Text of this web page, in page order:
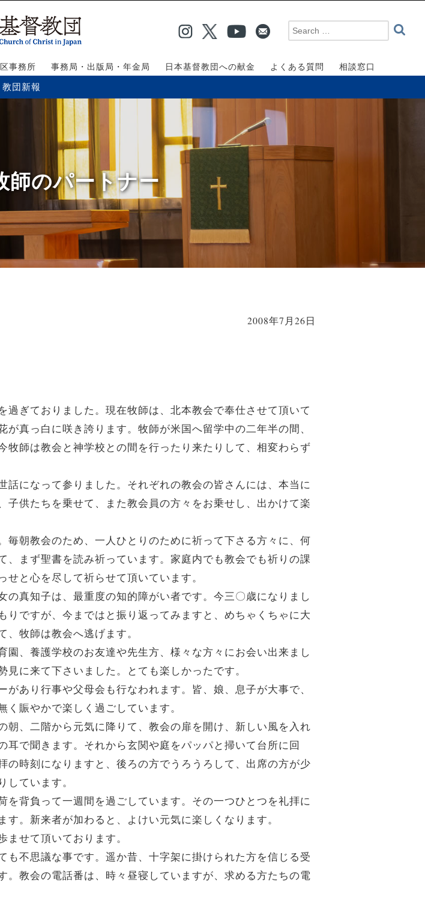
事務所 事務局・出版局・年金局 日本基督教団への献金 よくある質問 相談窓口
教団新報
師のパートナー
2008年7月26日
ぎておりました。現在牧師は、北本教会で奉仕させて頂いて
真っ白に咲き誇ります。牧師が米国へ留学中の二年半の間、
師は教会と神学校との間を行ったり来たりして、相変わらず
になって参りました。それぞれの教会の皆さんには、本当に
供たちを乗せて、また教会員の方々をお乗せし、出かけて楽
朝教会のため、一人ひとりのために祈って下さる方々に、何
まず聖書を読み祈っています。家庭内でも教会でも祈りの課
と心を尽して祈らせて頂いています。
真知子は、最重度の知的障がい者です。今三〇歳になりまし
ですが、今まではと振り返ってみますと、めちゃくちゃに大
牧師は教会へ逃げます。
、養護学校のお友達や先生方、様々な方々にお会い出来まし
に来て下さいました。とても楽しかったです。
あり行事や父母会も行なわれます。皆、娘、息子が大事で、
賑やかで楽しく過ごしています。
朝、二階から元気に降りて、教会の扉を開け、新しい風を入れ
で聞きます。それから玄関や庭をパッパと掃いて台所に回
の時刻になりますと、後ろの方でうろうろして、出席の方が少
しています。
背負って一週間を過ごしています。その一つひとつを礼拝に
。新来者が加わると、よけい元気に楽しくなります。
ませて頂いております。
不思議な事です。遥か昔、十字架に掛けられた方を信じる受
教会の電話番は、時々昼寝していますが、求める方たちの電